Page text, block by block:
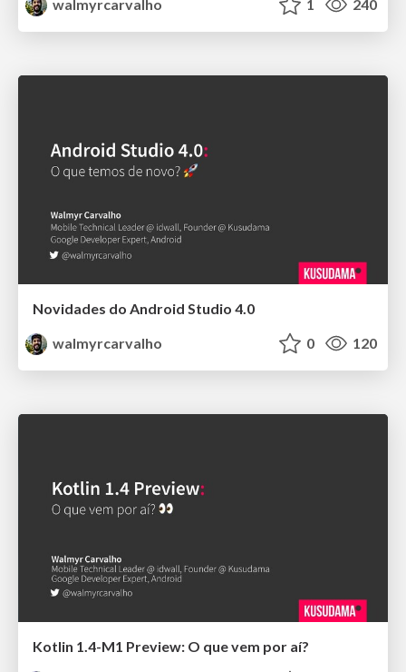
walmyrcarvalho
1 240
Novidades do Android Studio 4.0
walmyrcarvalho
0 120
Kotlin 1.4-M1 Preview: O que vem por aí?